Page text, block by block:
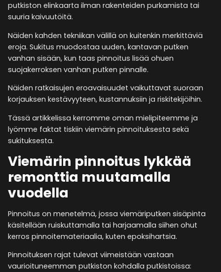
putkiston elinkaarta ilman rakenteiden purkamista tai
suuria kaivuutöitä.
Näiden kahden tekniikan välillä on kuitenkin merkittäviä
eroja. Sukitus muodostaa uuden, kantavan putken
vanhan sisään, kun taas pinnoitus lisää ohuen
suojakerroksen vanhan putken pinnalle.
Näiden ratkaisujen eroavaisuudet vaikuttavat suoraan
korjauksen kestävyyteen, kustannuksiin ja riskitekijöihin.
Tässä artikkelissa kerromme oman mielipiteemme ja
lyömme faktat tiskiin viemärin pinnoituksesta sekä
sukituksesta.
Viemärin pinnoitus lykkää
remonttia muutamalla
vuodella
Pinnoitus on menetelmä, jossa viemäriputken sisäpinta
käsitellään ruiskuttamalla tai harjaamalla siihen ohut
kerros pinnoitemateriaalia, kuten epoksihartsia.
Pinnoituksen rajat tulevat viimeistään vastaan
vaurioituneemman putkiston kohdalla putkistoissa: